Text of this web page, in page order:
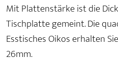
Mit Plattenstärke ist die
Tischplatte gemeint. Die
Esstisches Oikos erhalten
26mm.